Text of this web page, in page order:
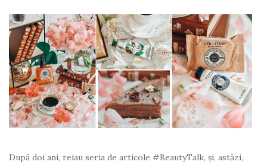
După doi ani, reiau seria de articole #BeautyTalk, și, astăzi,